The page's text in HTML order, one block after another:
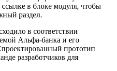
ссылке в блоке модуля, чтобы
раздел.
в соответствии
Альфа-банка и его
прототип
разработчиков для